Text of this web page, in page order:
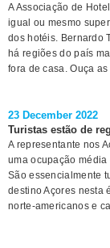
A Associação de
igual ou mesmo
dos hotéis. Bernardo
há regiões do país
fora de casa. Ouça
23 December 2022
Turistas estão de
A representante nos
uma ocupação
São essencialmente
destino Açores nesta
norte-americanos e